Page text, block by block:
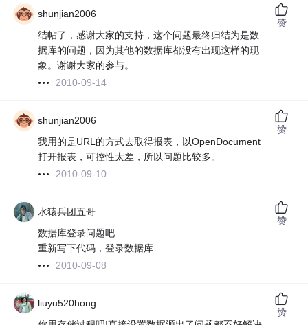
shunjian2006
结帖了，感谢大家的支持，这个问题最终归结为是数
据库的问题，因为其他的数据库都没有出现这样的现
象。谢谢大家的参与。
2010-09-14
赞
shunjian2006
我用的是URL的方式去取得报表，以OpenDocument
打开报表，可控性太差，所以问题比较多。
2010-09-10
赞
水猿兵团五哥
数据库登录问题吧
重新写下代码，登录数据库
2010-09-08
赞
liuyu520hong
赞